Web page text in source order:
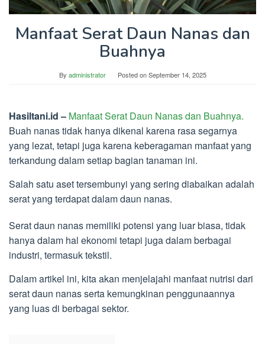
Manfaat Serat Daun Nanas dan
Buahnya
By administrator Posted onSeptember 14, 2025
Hasiltani.id – Manfaat Serat Daun Nanas dan Buahnya.
Buah nanas tidak hanya dikenal karena rasa segarnya
yang lezat, tetapi juga karena keberagaman manfaat yang
terkandung dalam setiap bagian tanaman ini.
Salah satu aset tersembunyi yang sering diabaikan adalah
serat yang terdapat dalam daun nanas.
Serat daun nanas memiliki potensi yang luar biasa, tidak
hanya dalam hal ekonomi tetapi juga dalam berbagai
industri, termasuk tekstil.
Dalam artikel ini, kita akan menjelajahi manfaat nutrisi dari
serat daun nanas serta kemungkinan penggunaannya
yang luas di berbagai sektor.